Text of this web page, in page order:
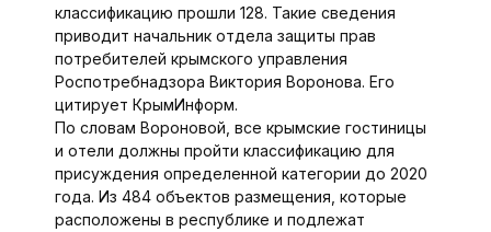
классификацию прошли 128. Такие сведения
приводит начальник отдела защиты прав
потребителей крымского управления
Роспотребнадзора Виктория Воронова. Его
цитирует КрымИнформ.
По словам Вороновой, все крымские гостиницы
и отели должны пройти классификацию для
присуждения определенной категории до 2020
года. Из 484 объектов размещения, которые
расположены в республике и подлежат